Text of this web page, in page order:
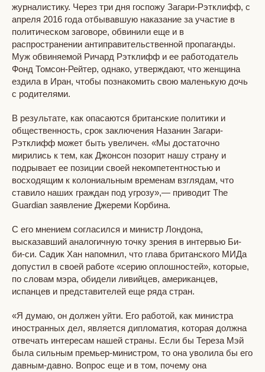
журналистику. Через три дня госпожу Загари-Рэтклифф, с
апреля 2016 года отбывавшую наказание за участие в
политическом заговоре, обвинили еще и в
распространении антиправительственной пропаганды.
Муж обвиняемой Ричард Рэтклифф и ее работодатель
Фонд Томсон-Рейтер, однако, утверждают, что женщина
ездила в Иран, чтобы познакомить свою маленькую дочь
с родителями.
В результате, как опасаются британские политики и
общественность, срок заключения Назанин Загари-
Рэтклифф может быть увеличен. «Мы достаточно
мирились к тем, как Джонсон позорит нашу страну и
подрывает ее позиции своей некомпетентностью и
восходящим к колониальным временам взглядам, что
ставило наших граждан под угрозу»,— приводит The
Guardian заявление Джереми Корбина.
С его мнением согласился и министр Лондона,
высказавший аналогичную точку зрения в интервью Би-
би-си. Садик Хан напомнил, что глава британского МИДа
допустил в своей работе «серию оплошностей», которые,
по словам мэра, обидели ливийцев, американцев,
испанцев и представителей еще ряда стран.
«Я думаю, он должен уйти. Его работой, как министра
иностранных дел, является дипломатия, которая должна
отвечать интересам нашей страны. Если бы Тереза Мэй
была сильным премьер-министром, то она уволила бы его
давным-давно. Вопрос еще и в том, почему она